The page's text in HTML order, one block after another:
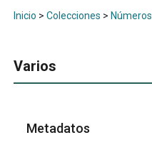
Inicio > Colecciones > Números
Varios
Metadatos